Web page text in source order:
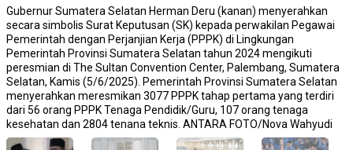
Gubernur Sumatera Selatan Herman Deru (kanan) menyerahkan
secara simbolis Surat Keputusan (SK) kepada perwakilan Pegawai
Pemerintah dengan Perjanjian Kerja (PPPK) di Lingkungan
Pemerintah Provinsi Sumatera Selatan tahun 2024 mengikuti
peresmian di The Sultan Convention Center, Palembang, Sumatera
Selatan, Kamis (5/6/2025). Pemerintah Provinsi Sumatera Selatan
menyerahkan meresmikan 3077 PPPK tahap pertama yang terdiri
dari 56 orang PPPK Tenaga Pendidik/Guru, 107 orang tenaga
kesehatan dan 2804 tenana teknis. ANTARA FOTO/Nova Wahyudi